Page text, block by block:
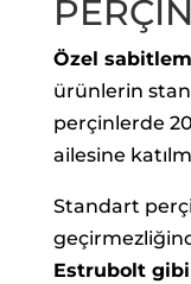
Özel
ürünlerin
perçinlerde
ailesine
Standart
Estrubolt